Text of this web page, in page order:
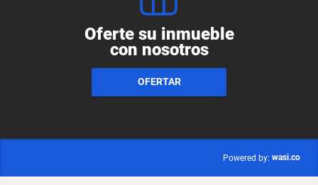
Oferte su inmueble
con nosotros
OFERTAR
Powered by: wasi.co